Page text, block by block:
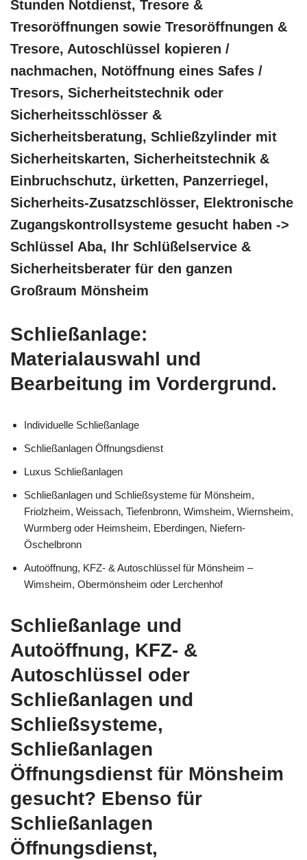
Stunden Notdienst, Tresore &
Tresoröffnungen sowie Tresoröffnungen &
Tresore, Autoschlüssel kopieren /
nachmachen, Notöffnung eines Safes /
Tresors, Sicherheitstechnik oder
Sicherheitsschlösser &
Sicherheitsberatung, Schließzylinder mit
Sicherheitskarten, Sicherheitstechnik &
Einbruchschutz, ürketten, Panzerriegel,
Sicherheits-Zusatzschlösser, Elektronische
Zugangskontrollsysteme gesucht haben ->
Schlüssel Aba, Ihr Schlüßelservice &
Sicherheitsberater für den ganzen
Großraum Mönsheim
Schließanlage:
Materialauswahl und
Bearbeitung im Vordergrund.
Individuelle Schließanlage
Schließanlagen Öffnungsdienst
Luxus Schließanlagen
Schließanlagen und Schließsysteme für Mönsheim,
Friolzheim, Weissach, Tiefenbronn, Wimsheim, Wiernsheim,
Wurmberg oder Heimsheim, Eberdingen, Niefern-
Öschelbronn
Autoöffnung, KFZ- & Autoschlüssel für Mönsheim –
Wimsheim, Obermönsheim oder Lerchenhof
Schließanlage und
Autoöffnung, KFZ- &
Autoschlüssel oder
Schließanlagen und
Schließsysteme,
Schließanlagen
Öffnungsdienst für Mönsheim
gesucht? Ebenso für
Schließanlagen
Öffnungsdienst,